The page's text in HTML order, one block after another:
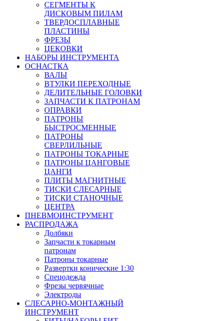
СЕГМЕНТЫ К
ДИСКОВЫМ ПИЛАМ
ТВЕРДОСПЛАВНЫЕ
ПЛАСТИНЫ
ФРЕЗЫ
ЦЕКОВКИ
НАБОРЫ ИНСТРУМЕНТА
ОСНАСТКА
ВАЛЫ
ВТУЛКИ ПЕРЕХОДНЫЕ
ДЕЛИТЕЛЬНЫЕ ГОЛОВКИ
ЗАПЧАСТИ К ПАТРОНАМ
ОПРАВКИ
ПАТРОНЫ
БЫСТРОСМЕННЫЕ
ПАТРОНЫ
СВЕРЛИЛЬНЫЕ
ПАТРОНЫ ТОКАРНЫЕ
ПАТРОНЫ ЦАНГОВЫЕ
ЦАНГИ
ПЛИТЫ МАГНИТНЫЕ
ТИСКИ СЛЕСАРНЫЕ
ТИСКИ СТАНОЧНЫЕ
ЦЕНТРА
ПНЕВМОИНСТРУМЕНТ
РАСПРОДАЖА
Долбяки
Запчасти к токарным
патронам
Патроны токарные
Развертки конические 1:30
Спецодежда
Фрезы червячные
Электроды
СЛЕСАРНО-МОНТАЖНЫЙ
ИНСТРУМЕНТ